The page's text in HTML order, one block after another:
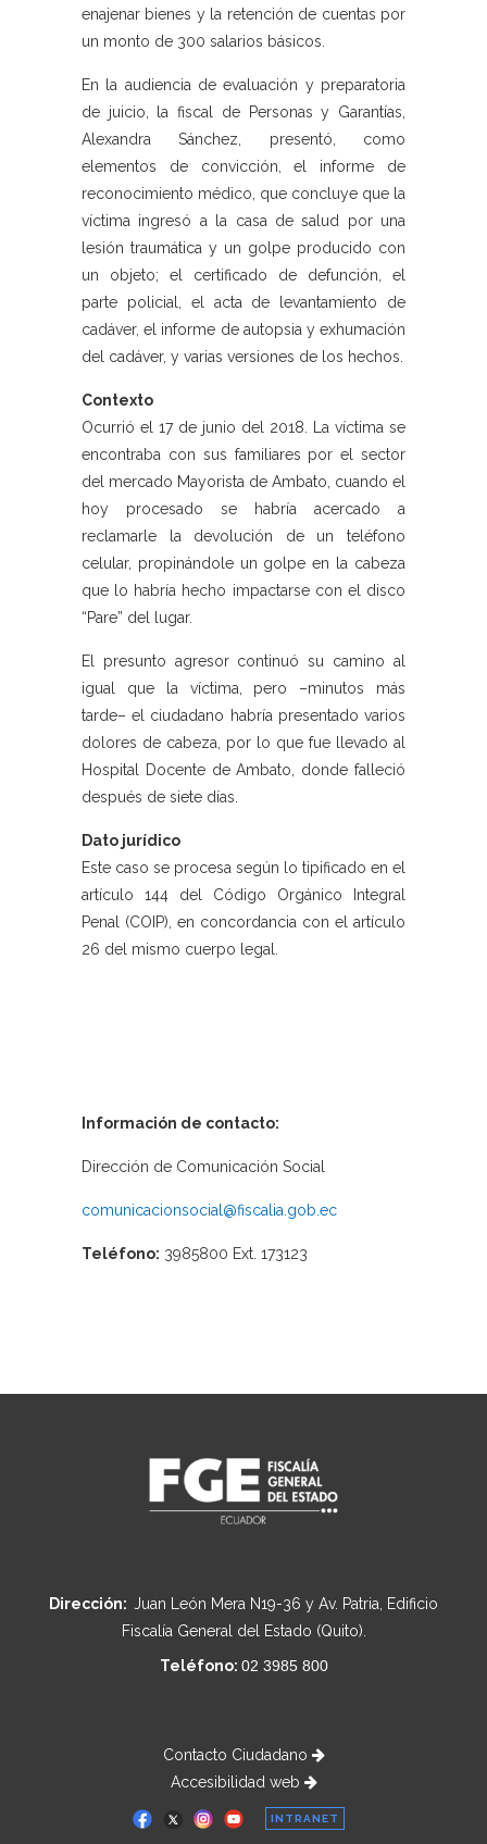
enajenar bienes y la retención de cuentas por
un monto de 300 salarios básicos.
En la audiencia de evaluación y preparatoria
de juicio, la fiscal de Personas y Garantías,
Alexandra Sánchez, presentó, como
elementos de convicción, el informe de
reconocimiento médico, que concluye que la
víctima ingresó a la casa de salud por una
lesión traumática y un golpe producido con
un objeto; el certificado de defunción, el
parte policial, el acta de levantamiento de
cadáver, el informe de autopsia y exhumación
del cadáver, y varias versiones de los hechos.
Contexto
Ocurrió el 17 de junio del 2018. La víctima se
encontraba con sus familiares por el sector
del mercado Mayorista de Ambato, cuando el
hoy procesado se habría acercado a
reclamarle la devolución de un teléfono
celular, propinándole un golpe en la cabeza
que lo habría hecho impactarse con el disco
“Pare” del lugar.
El presunto agresor continuó su camino al
igual que la víctima, pero –minutos más
tarde– el ciudadano habría presentado varios
dolores de cabeza, por lo que fue llevado al
Hospital Docente de Ambato, donde falleció
después de siete días.
Dato jurídico
Este caso se procesa según lo tipificado en el
artículo 144 del Código Orgánico Integral
Penal (COIP), en concordancia con el artículo
26 del mismo cuerpo legal.
Información de contacto:
Dirección de Comunicación Social
comunicacionsocial@fiscalia.gob.ec
Teléfono: 3985800 Ext. 173123
Dirección: Juan León Mera N19-36 y Av. Patria, Edificio
Fiscalía General del Estado (Quito).
Teléfono: 02 3985 800
Contacto Ciudadano
Accesibilidad web
INTRANET